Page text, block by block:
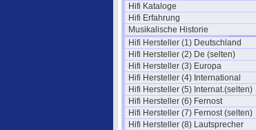
Hifi Kataloge
Hifi Erfahrung
Musikalische Historie
Hifi Hersteller (1) Deutschland
Hifi Hersteller (2) De (selten)
Hifi Hersteller (3) Europa
Hifi Hersteller (4) International
Hifi Hersteller (5) Internat.(selten)
Hifi Hersteller (6) Fernost
Hifi Hersteller (7) Fernost (selten)
Hifi Hersteller (8) Lautsprecher